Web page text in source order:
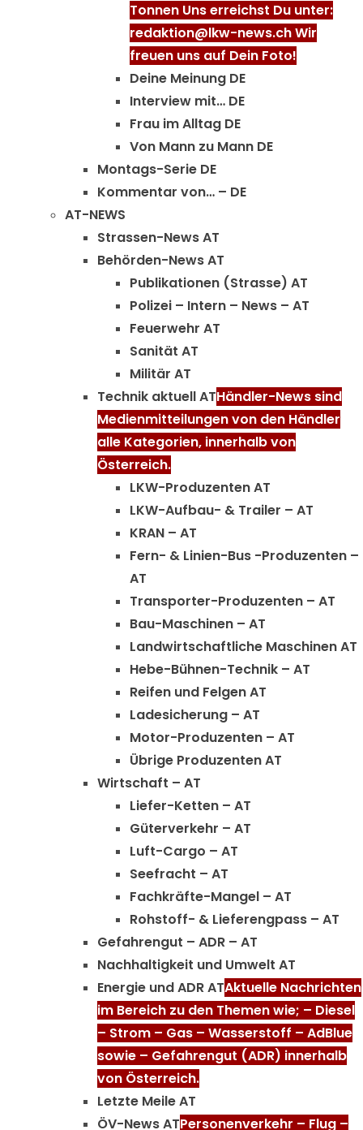
Tonnen Uns erreichst Du unter:
redaktion@lkw-news.ch Wir
freuen uns auf Dein Foto!
Deine Meinung DE
Interview mit… DE
Frau im Alltag DE
Von Mann zu Mann DE
Montags-Serie DE
Kommentar von… – DE
AT-NEWS
Strassen-News AT
Behörden-News AT
Publikationen (Strasse) AT
Polizei – Intern – News – AT
Feuerwehr AT
Sanität AT
Militär AT
Technik aktuell ATHändler-News sind
Medienmitteilungen von den Händler
alle Kategorien, innerhalb von
Österreich.
LKW-Produzenten AT
LKW-Aufbau- & Trailer – AT
KRAN – AT
Fern- & Linien-Bus -Produzenten –
AT
Transporter-Produzenten – AT
Bau-Maschinen – AT
Landwirtschaftliche Maschinen AT
Hebe-Bühnen-Technik – AT
Reifen und Felgen AT
Ladesicherung – AT
Motor-Produzenten – AT
Übrige Produzenten AT
Wirtschaft – AT
Liefer-Ketten – AT
Güterverkehr – AT
Luft-Cargo – AT
Seefracht – AT
Fachkräfte-Mangel – AT
Rohstoff- & Lieferengpass – AT
Gefahrengut – ADR – AT
Nachhaltigkeit und Umwelt AT
Energie und ADR ATAktuelle Nachrichten
im Bereich zu den Themen wie; – Diesel
– Strom – Gas – Wasserstoff – AdBlue
sowie – Gefahrengut (ADR) innerhalb
von Österreich.
Letzte Meile AT
ÖV-News ATPersonenverkehr – Flug –